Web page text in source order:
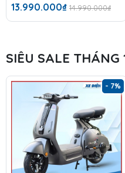
13.990.000₫ 14.990.000₫
SIÊU SALE
- 7%